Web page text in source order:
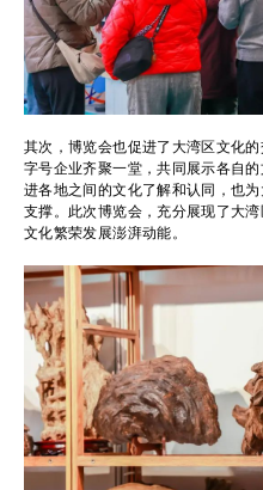
其次，博览会也促进了大湾区文化
字号企业齐聚一堂，共同展示各自
进各地之间的文化了解和认同，也
支撑。此次博览会，充分展现了大
文化繁荣发展澎湃动能。